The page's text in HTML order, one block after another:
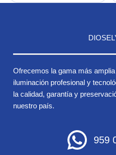
Ofrecemos la gama más
iluminación profesional y
la calidad, garantía y
nuestro país.
959